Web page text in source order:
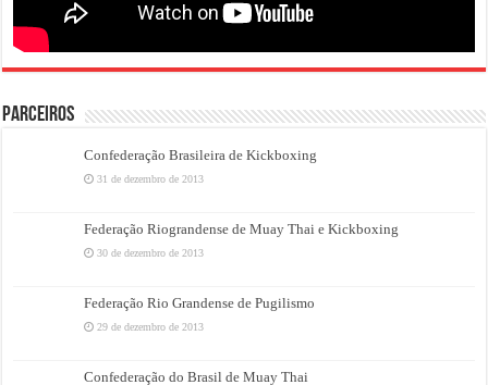
PARCEIROS
Confederação Brasileira de Kickboxing
31 de dezembro de 2013
Federação Riograndense de Muay Thai e Kickboxing
30 de dezembro de 2013
Federação Rio Grandense de Pugilismo
29 de dezembro de 2013
Confederação do Brasil de Muay Thai